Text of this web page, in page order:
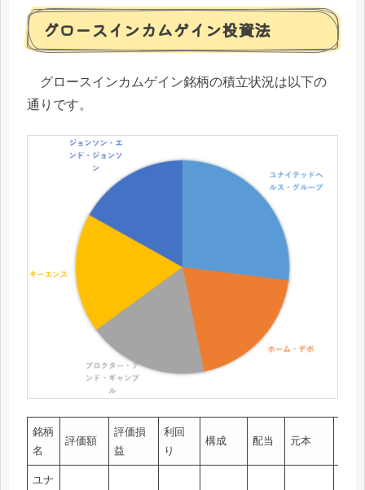
グロースインカムゲイン投資法
グロースインカムゲイン銘柄の積立状況は以下の
通りです。
銘柄
名
評価額
評価損
益
利回
り
構成 配当 元本
ユナ